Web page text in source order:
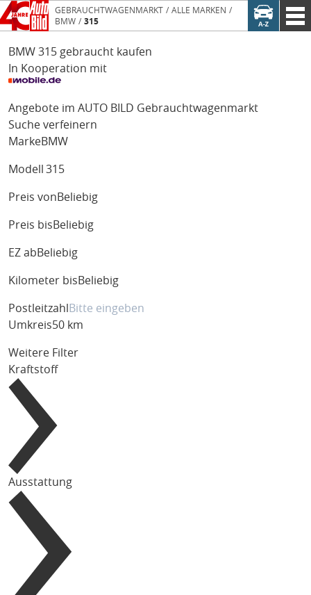
GEBRAUCHTWAGENMARKT
ALLE MARKEN
BMW
315
BMW 315 gebraucht kaufen
In Kooperation mit
Angebote im AUTO BILD Gebrauchtwagenmarkt
Suche verfeinern
MarkeBMW
Modell 315
Preis von Beliebig
Preis bis Beliebig
EZ ab Beliebig
Kilometer bis Beliebig
Postleitzahl
Umkreis50 km
Weitere Filter
Kraftstoff
Ausstattung